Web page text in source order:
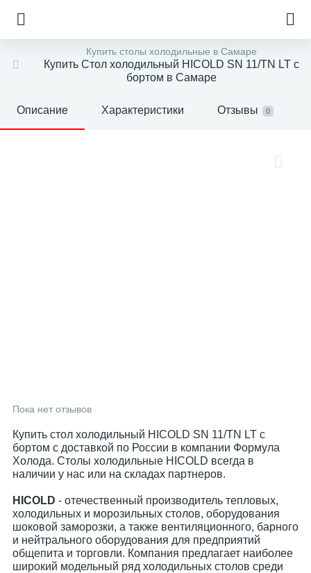
Купить столы холодильные в Самаре
Купить Стол холодильный HICOLD SN 11/TN LT с
бортом в Самаре
Описание Характеристики Отзывы 0
Пока нет отзывов
Купить стол холодильный HICOLD SN 11/TN LT с
бортом с доставкой по России в компании Формула
Холода. Столы холодильные HICOLD всегда в
наличии у нас или на складах партнеров.
HICOLD - отечественный производитель тепловых,
холодильных и морозильных столов, оборудования
шоковой заморозки, а также вентиляционного, барного
и нейтрального оборудования для предприятий
общепита и торговли. Компания предлагает наиболее
широкий модельный ряд холодильных столов среди